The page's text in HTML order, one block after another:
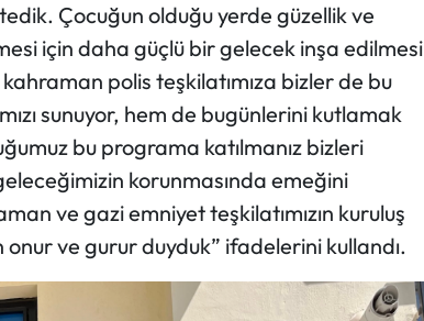
Çocuğun olduğu yerde güzellik ve
için daha güçlü bir gelecek inşa edilmesi
polis teşkilatımıza bizler de bu
sunuyor, hem de bugünlerini kutlamak
bu programa katılmanız bizleri
korunmasında emeğini
ve gazi emniyet teşkilatımızın kuruluş
ve gurur duyduk” ifadelerini kullandı.